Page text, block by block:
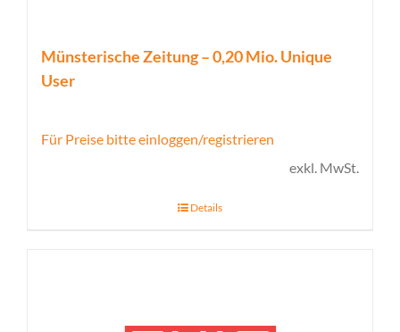
Münsterische Zeitung – 0,20 Mio. Unique
User
Für Preise bitte einloggen/registrieren
exkl. MwSt.
Details